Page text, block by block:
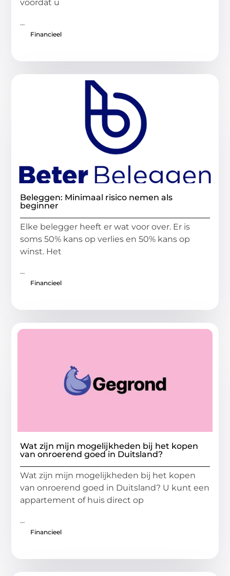
voordat u
...
Financieel
Beleggen: Minimaal risico nemen als
beginner
Elke belegger heeft er wat voor over. Er is
soms 50% kans op verlies en 50% kans op
winst. Het
...
Financieel
Wat zijn mijn mogelijkheden bij het kopen
van onroerend goed in Duitsland?
Wat zijn mijn mogelijkheden bij het kopen
van onroerend goed in Duitsland? U kunt een
appartement of huis direct op
...
Financieel